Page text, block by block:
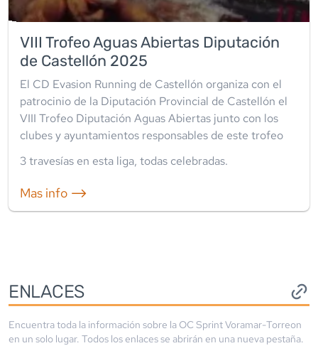
VIII Trofeo Aguas Abiertas Diputación
de Castellón 2025
El CD Evasion Running de Castellón organiza con el
patrocinio de la Diputación Provincial de Castellón el
VIII Trofeo Diputación Aguas Abiertas junto con los
clubes y ayuntamientos responsables de este trofeo
3travesías en esta liga, todas celebradas.
Mas info ⟶
ENLACES
Encuentra toda la información sobre la OC Sprint Voramar-Torreon
en un solo lugar. Todos los enlaces se abrirán en una nueva pestaña.